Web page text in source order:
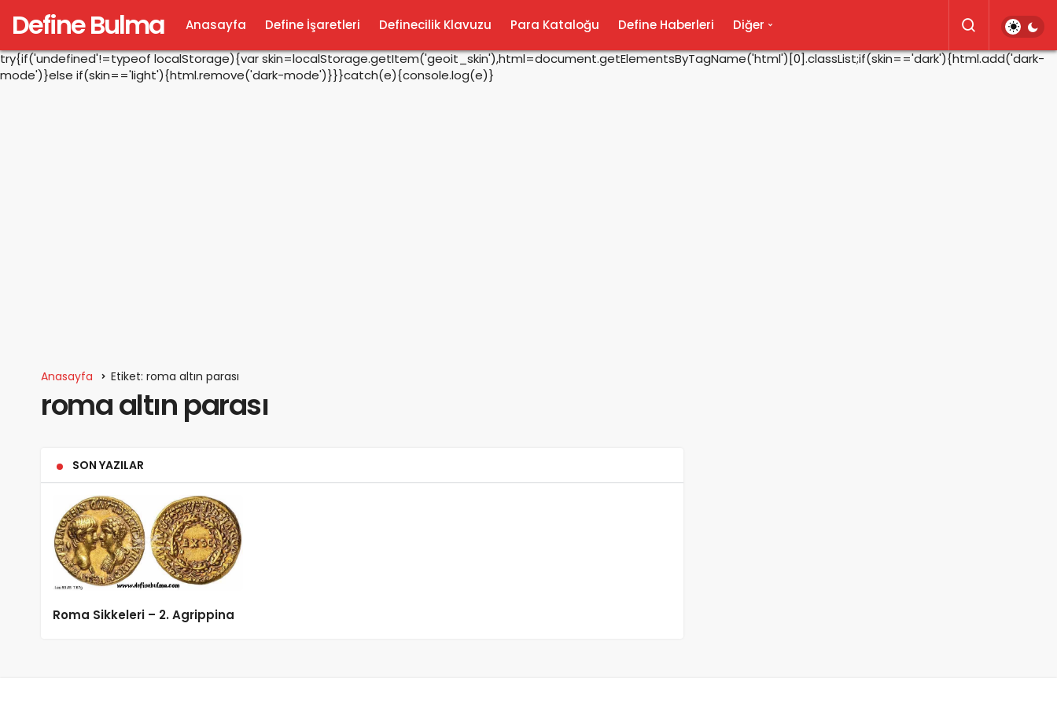
try{if('undefined'!=typeof localStorage){var skin=localStorage.getItem('geoit_skin'),html=document.getElementsByTagName('html')[0].classList;if(skin=='dark'){html.add('dark-
mode')}else if(skin=='light'){html.remove('dark-mode')}}}catch(e){console.log(e)}
Define Bulma Anasayfa Define İşaretleri Definecilik Klavuzu Para Kataloğu Define Haberleri Diğer
Anasayfa Etiket: roma altın parası
roma altın parası
SON YAZILAR
Roma Sikkeleri – 2. Agrippina